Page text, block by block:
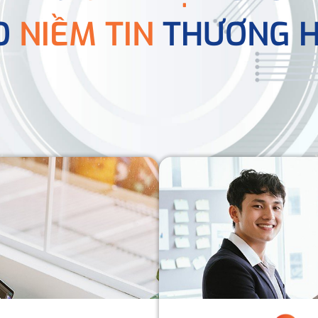
NIỀM TIN THƯƠNG